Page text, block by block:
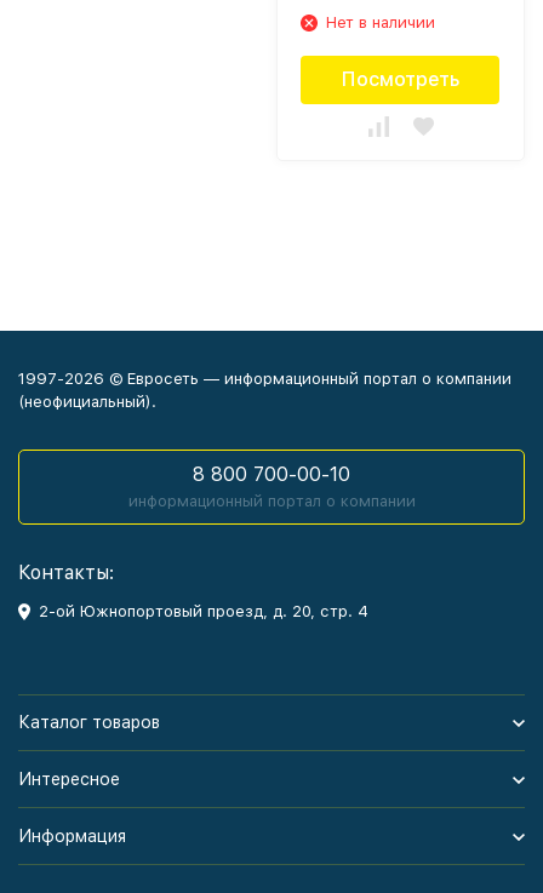
Нет в наличии
Посмотреть
1997-2026 © Евросеть — информационный портал о компании
(неофициальный).
8 800 700-00-10
информационный портал о компании
Контакты:
2-ой Южнопортовый проезд, д. 20, стр. 4
Каталог товаров
Интересное
Информация